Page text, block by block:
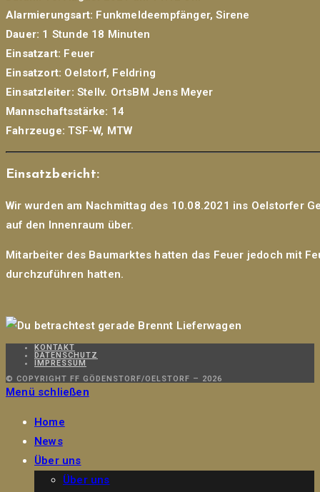
Alarmierungsart: Funkmeldeempfänger, Sirene
Dauer: 1 Stunde 18 Minuten
Einsatzart: Feuer
Einsatzort: Oelstorf, Feldring
Einsatzleiter: Stellv. OrtsBM Jens Meyer
Mannschaftsstärke: 14
Fahrzeuge: TSF-W, MTW
Einsatzbericht:
Wir wurden am Nachmittag des 10.08.2021 ins Oelstorfer
auf den Innenraum über.
Mitarbeiter des Baumarktes hatten das Feuer jedoch mit
durchzuführen hatten.
KONTAKT
DATENSCHUTZ
IMPRESSUM
© COPYRIGHT FF GÖDENSTORF/OELSTORF – 2026
Menü schließen
Home
News
Über uns
Über uns